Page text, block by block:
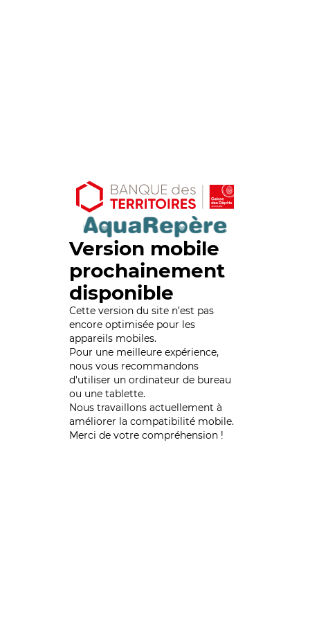
Version mobile
prochainement
disponible
Cette version du site n’est pas
encore optimisée pour les
appareils mobiles.
Pour une meilleure expérience,
nous vous recommandons
d'utiliser un ordinateur de bureau
ou une tablette.
Nous travaillons actuellement à
améliorer la compatibilité mobile.
Merci de votre compréhension !